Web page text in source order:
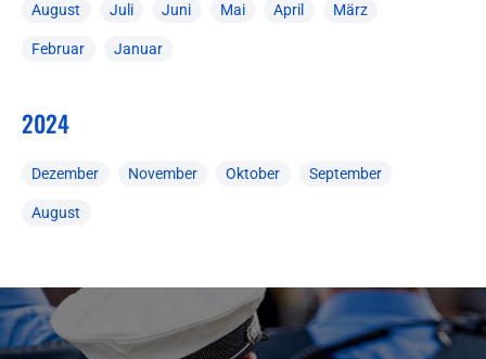
August Juli Juni Mai April März
Februar Januar
2024
Dezember November Oktober September
August